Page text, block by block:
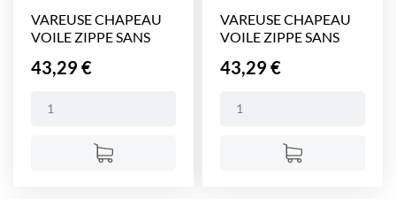
VAREUSE CHAPEAU
VOILE ZIPPE SANS
Prix
43,29 €
VAREUSE CHAPEAU
VOILE ZIPPE SANS
Prix
43,29 €